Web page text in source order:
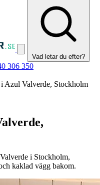
Vad letar du efter?
306 350
Azul Valverde, Stockholm
i Stockholm,
kaklad vägg bakom.